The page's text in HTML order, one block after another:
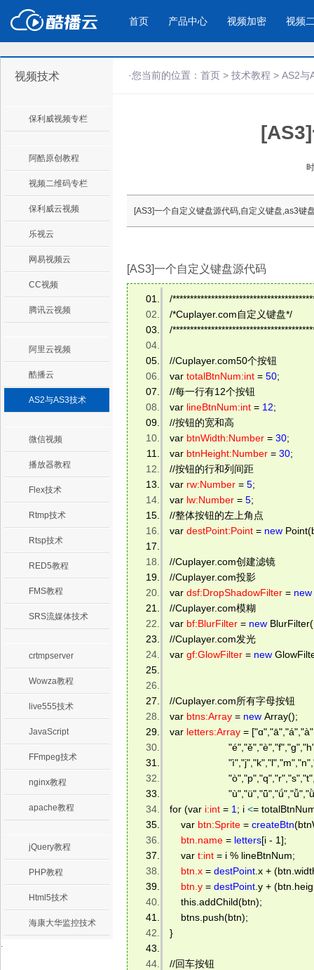
首页 产品中心
产品与新功能
防下载/防盗录/防录屏/防篡改
酷播云 | 企
免费稳定无
视频加密 视频
应用场景
企业宣传 产品宣传
通过视频来展示
个人网站
为个人网站、博客论坛，添加视频
工作汇报
视频技术
保利威视频专栏
阿酷原创教程
视频二维码专栏
保利威云视频
乐视云
网易视频云
CC视频
腾讯云视频
阿里云视频
酷播云
AS2与AS3技术
微信视频
播放器教程
Flex技术
Rtmp技术
Rtsp技术
RED5教程
FMS教程
SRS流媒体技术
crtmpserver
Wowza教程
live555技术
JavaScript
FFmpeg技术
nginx教程
apache教程
jQuery教程
PHP教程
Html5技术
海康大华监控技术
.
·您当前的位置： 首页 > 技术教程 > AS2与
[AS3]一个自定义键盘源代码,自定义键盘,as3键
[AS3]一个自定义键盘源代码
/
/*Cuplayer.com自定义键盘*/
/
//Cuplayer.com50个按钮
var totalBtnNum:int = 50;
//每一行有12个按钮
var lineBtnNum:int = 12;
//按钮的宽和高
var btnWidth:Number = 30;
var btnHeight:Number = 30;
//按钮的行和列间距
var rw:Number = 5;
var lw:Number = 5;
//整体按钮的左上角点
var destPoint:Point = new
//Cuplayer.com创建滤镜
//Cuplayer.com投影
var dsf:DropShadowFilter = new
//Cuplayer.com模糊
var bf:BlurFilter = new
//Cuplayer.com发光
var gf:GlowFilter = new
//Cuplayer.com所有字母按钮
var btns:Array = new Array();
var letters:Array =
for (var i:int = 1 ; i <=
var btn:Sprite = createBtn
btn.name = letters[i - 1];
var t:int = i % lineBtnNum;
btn.x = destPoint .x +
btn.y = destPoint .y +
this.addChild(btn);
btns.push(btn);
}
//回车按钮